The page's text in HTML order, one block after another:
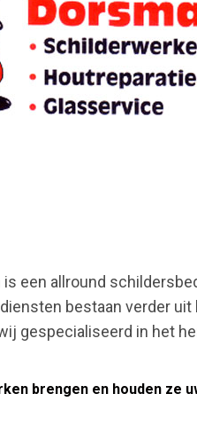
is een allround
bestaan verder
gespecialiseerd in het
brengen en houden ze